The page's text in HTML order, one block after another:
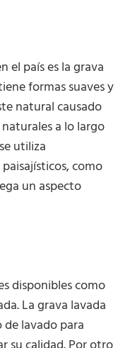
el país es la grava
formas suaves y
natural causado
a lo largo
utiliza
como
un aspecto
disponibles como
La grava lavada
lavado para